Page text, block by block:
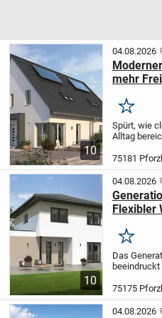
10
04.08.2026
mehr
Merken
Spürt, wie
Alltag
beliebten
erweiterte
75181
10
04.08.2026
Flexibler
Merken
Das
75175
04.08.2026